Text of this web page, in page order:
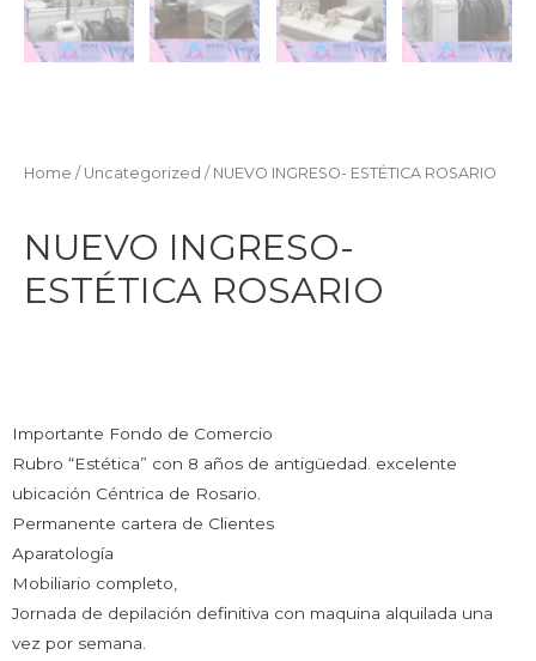
Home / Uncategorized / NUEVO INGRESO- ESTÉTICA ROSARIO
NUEVO INGRESO-
ESTÉTICA ROSARIO
Importante Fondo de Comercio
Rubro “Estética” con 8 años de antigüedad. excelente
ubicación Céntrica de Rosario.
Permanente cartera de Clientes
Aparatología
Mobiliario completo,
Jornada de depilación definitiva con maquina alquilada una
vez por semana.